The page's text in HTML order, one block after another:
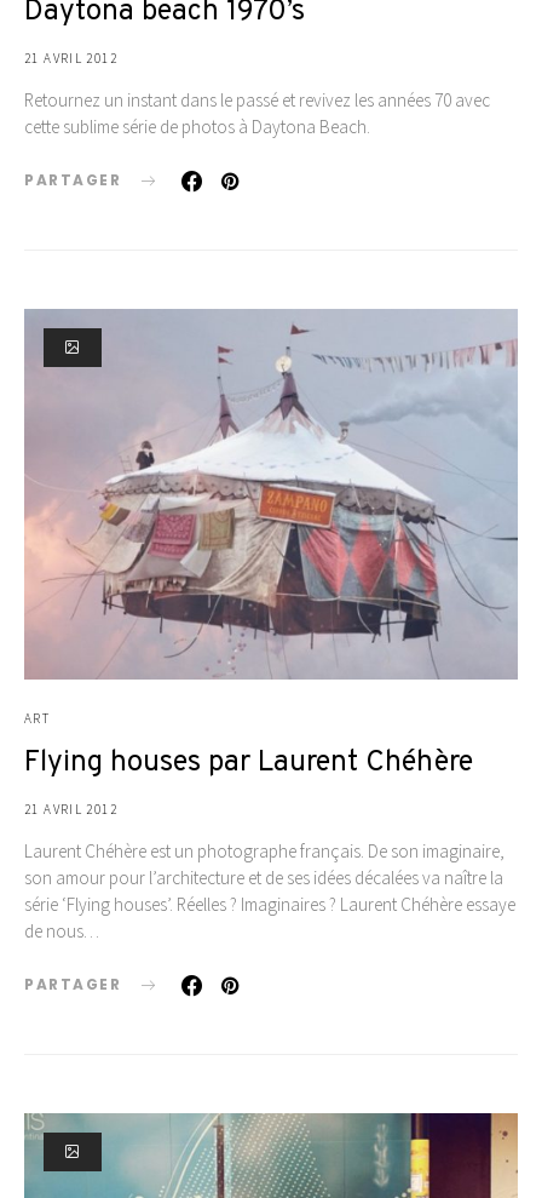
Daytona beach 1970’s
21 AVRIL 2012
Retournez un instant dans le passé et revivez les années 70 avec
cette sublime série de photos à Daytona Beach.
PARTAGER
ART
Flying houses par Laurent Chéhère
21 AVRIL 2012
Laurent Chéhère est un photographe français. De son imaginaire,
son amour pour l’architecture et de ses idées décalées va naître la
série ‘Flying houses’. Réelles ? Imaginaires ? Laurent Chéhère essaye
de nous…
PARTAGER